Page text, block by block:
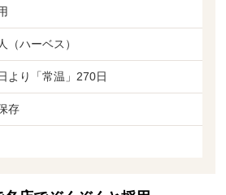
（ハーベス）
より「常温」270日
存